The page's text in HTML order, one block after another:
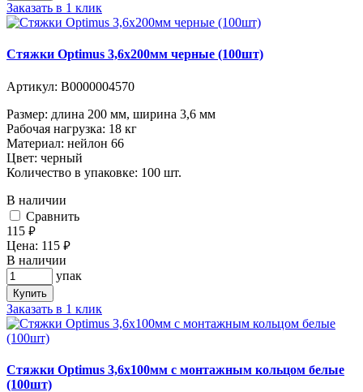
Заказать в 1 клик
Стяжки Optimus 3,6x200мм черные (100шт)
Артикул: В0000004570
Размер: длина 200 мм, ширина 3,6 мм
Рабочая нагрузка: 18 кг
Материал: нейлон 66
Цвет: черный
Количество в упаковке: 100 шт.
В наличии
Cравнить
115 руб.
Цена: 115 руб.
В наличии
упак
Купить
Заказать в 1 клик
Стяжки Optimus 3,6x100мм с монтажным кольцом белые
(100шт)